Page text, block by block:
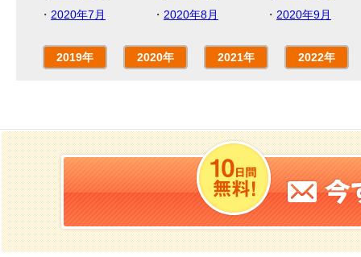
・ 2020年7月 ・ 2020年8月 ・ 2020年9月
2019年 2020年 2021年 2022年